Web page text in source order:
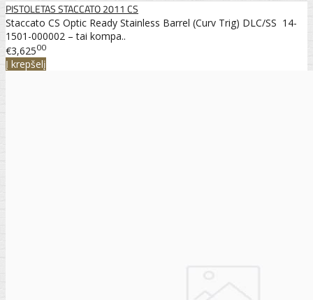
PISTOLETAS STACCATO 2011 CS
Staccato CS Optic Ready Stainless Barrel (Curv Trig) DLC/SS 14-
1501-000002 – tai kompa..
€3,62500
Į krepšelį